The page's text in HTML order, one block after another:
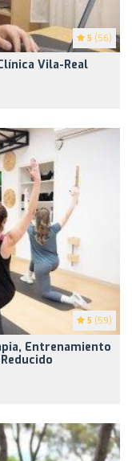
5 (56)
Vila-Real
5 (59)
Entrenamiento